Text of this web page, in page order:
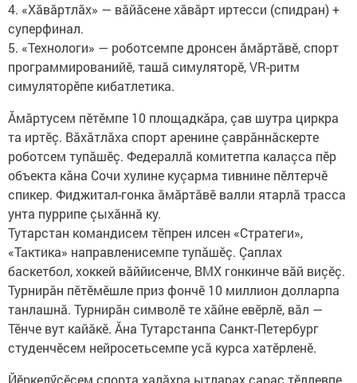
4. «Хăвăртлăх» — вăйăсене хăвăрт иртесси (спидран) +
суперфинал.
5. «Технологи» — роботсемпе дронсен ăмăртăвӗ, спорт
программированийӗ, ташă симуляторӗ, VR-ритм
симуляторӗпе кибатлетика.
Ăмăртусем пӗтӗмпе 10 площадкăра, çав шутра циркра
та иртӗç. Вăхăтлăха спорт аренине çаврăннăскерте
роботсем тупăшӗç. Федераллă комитетпа калаçса пӗр
объекта кăна Сочи хулине куçарма тивнине пӗлтерчӗ
спикер. Фиджитал-гонка ăмăртăвӗ валли ятарлă трасса
унта пуррипе çыхăннă ку.
Тутарстан командисем тӗпрен илсен «Стратеги»,
«Тактика» направленисемпе тупăшӗç. Çаплах
баскетбол, хоккей вăййисенче, BMX гонкинче вăй виçӗç.
Турнирăн пӗтӗмӗшле приз фончӗ 10 миллион долларпа
танлашнă. Турнирăн символӗ те хăйне евӗрлӗ, вăл —
Тӗнче вут кайăкӗ. Ăна Тутарстанпа Санкт-Петербург
студенчӗсем нейросетьсемпе усă курса хатӗрленӗ.
Йӗркелӳçӗсем спорта халăхра ытларах сарас тӗллевпе